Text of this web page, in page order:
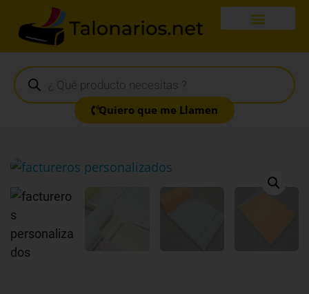
Quiero que me Llamen